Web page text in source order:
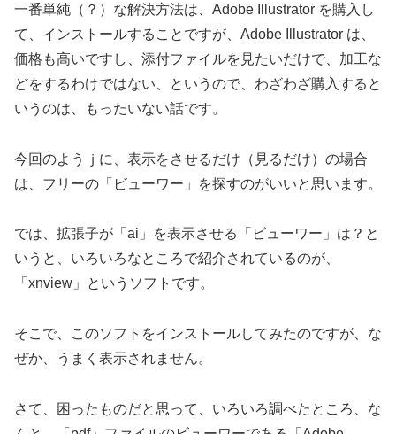
一番単純（？）な解決方法は、Adobe Illustrator を購入し
て、インストールすることですが、Adobe Illustrator は、
価格も高いですし、添付ファイルを見たいだけで、加工な
どをするわけではない、というので、わざわざ購入すると
いうのは、もったいない話です。
今回のようｊに、表示をさせるだけ（見るだけ）の場合
は、フリーの「ビューワー」を探すのがいいと思います。
では、拡張子が「ai」を表示させる「ビューワー」は？と
いうと、いろいろなところで紹介されているのが、
「xnview」というソフトです。
そこで、このソフトをインストールしてみたのですが、な
ぜか、うまく表示されません。
さて、困ったものだと思って、いろいろ調べたところ、な